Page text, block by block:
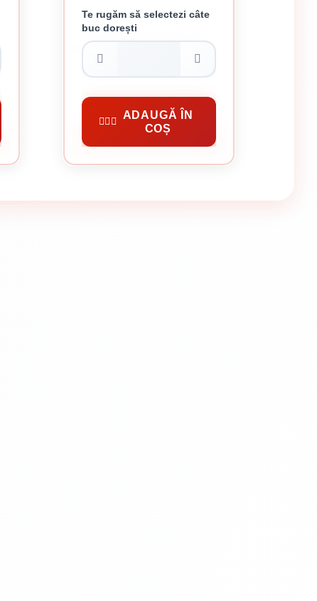
ECLISA PERFORATA
IMBINARE LEMN 180 X 40 X 2
Conectori Metalici
Te rugăm să selectezi câte
buc dorești
ADAUGĂ ÎN
COȘ